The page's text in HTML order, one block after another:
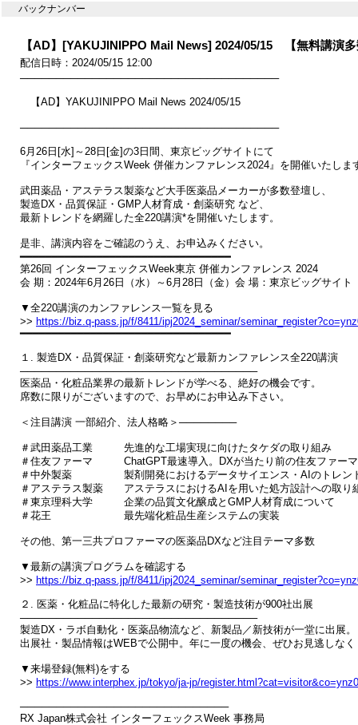
バックナンバー
【AD】[YAKUJINIPPO Mail News] 2024/05/15 【無料講演
配信日時：2024/05/15 12:00
────────────────────────────────────
【AD】YAKUJINIPPO Mail News 2024/05/15
────────────────────────────────────
6月26日[水]～28日[金]の3日間、東京ビッグサイトにて
『インターフェックスWeek 併催カンファレンス2024』を開催いたしま
武田薬品・アステラス製薬など大手医薬品メーカーが多数登壇し、
製造DX・品質保証・GMP人材育成・創薬研究 など、
最新トレンドを網羅した全220講演*を開催いたします。
是非、講演内容をご確認のうえ、お申込みください。
━━━━━━━━━━━━━━━━━━━━━━━━━━━━━━━━━
第26回 インターフェックスWeek東京 併催カンファレンス 2024
会 期：2024年6月26日（水）～6月28日（金）会 場：東京ビッグサイト
▼全220講演のカンファレンス一覧を見る
>> https://biz.q-pass.jp/f/8411/ipj2024_seminar/
━━━━━━━━━━━━━━━━━━━━━━━━━━━━━━━━━
１. 製造DX・品質保証・創薬研究など最新カンファレンス全220講演
─────────────────────────────────
医薬品・化粧品業界の最新トレンドが学べる、絶好の機会です。
席数に限りがございますので、お早めにお申込み下さい。
＜注目講演 一部紹介、法人格略＞────────
＃武田薬品工業　　　先進的な工場実現に向けたタケダの取り組み
＃住友ファーマ　　　ChatGPT最速導入。DXが当たり前の住友ファーマ
＃中外製薬　　　　　製剤開発におけるデータサイエンス・AIのトレン
＃アステラス製薬　　アステラスにおけるAIを用いた処方設計への取り
＃東京理科大学　　　企業の品質文化醸成とGMP人材育成について
＃花王　　　　　　　最先端化粧品生産システムの実装
その他、第一三共プロファーマの医薬品DXなど注目テーマ多数
▼最新の講演プログラムを確認する
>> https://biz.q-pass.jp/f/8411/ipj2024_seminar/
２. 医薬・化粧品に特化した最新の研究・製造技術が900社出展
─────────────────────────────────
製造DX・ラボ自動化・医薬品物流など、新製品／新技術が一堂に出展。
出展社・製品情報はWEBで公開中。年に一度の機会、ぜひお見逃しなく
▼来場登録(無料)をする
>> https://www.interphex.jp/tokyo/ja-jp/
─────────────────────────────
RX Japan株式会社 インターフェックスWeek 事務局